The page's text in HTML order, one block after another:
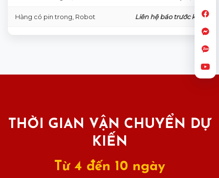
Hàng có pin trong, Robot Liên hệ báo trước kho
THỜI GIAN VẬN CHUYỂN DỰ
KIẾN
Từ 4 đến 10 ngày